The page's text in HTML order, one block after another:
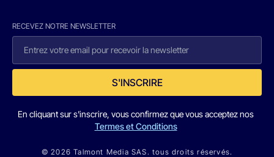
RECEVEZ NOTRE NEWSLETTER
S'INSCRIRE
En cliquant sur s'inscrire, vous confirmez que vous acceptez nos
Termes et Conditions
© 2026 Talmont Media SAS. tous droits réservés.